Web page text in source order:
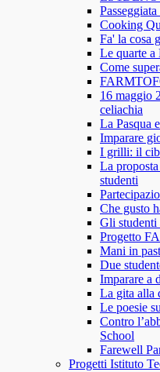
Cooking
Fa' la cosa
Le quarte a
Come
16 maggio
celiachia
La Pasqua
Imparare
I grilli: il
La
studenti
Che gusto
Gli studenti
Progetto
Mani in
Due
Imparare a
La gita alla
Le poesie
Contro
School
Farewell
Progetti Istituto